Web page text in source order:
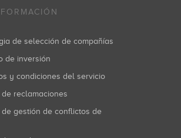
de selección de compañías
de inversión
y condiciones del servicio
de reclamaciones